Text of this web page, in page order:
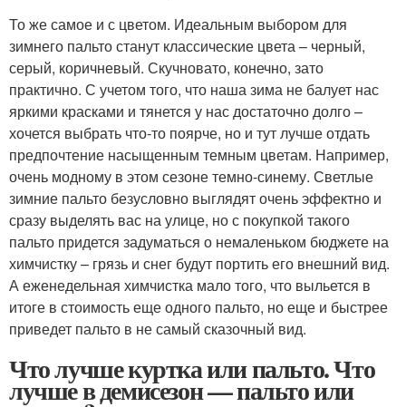
То же самое и с цветом. Идеальным выбором для
зимнего пальто станут классические цвета – черный,
серый, коричневый. Скучновато, конечно, зато
практично. С учетом того, что наша зима не балует нас
яркими красками и тянется у нас достаточно долго –
хочется выбрать что-то поярче, но и тут лучше отдать
предпочтение насыщенным темным цветам. Например,
очень модному в этом сезоне темно-синему. Светлые
зимние пальто безусловно выглядят очень эффектно и
сразу выделять вас на улице, но с покупкой такого
пальто придется задуматься о немаленьком бюджете на
химчистку – грязь и снег будут портить его внешний вид.
А еженедельная химчистка мало того, что выльется в
итоге в стоимость еще одного пальто, но еще и быстрее
приведет пальто в не самый сказочный вид.
Что лучше куртка или пальто. Что
лучше в демисезон — пальто или